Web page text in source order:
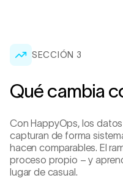
SECCIÓN 3
Qué cambia
Con HappyOps, los
capturan de forma
hacen comparables. El
proceso propio – y
lugar de casual.